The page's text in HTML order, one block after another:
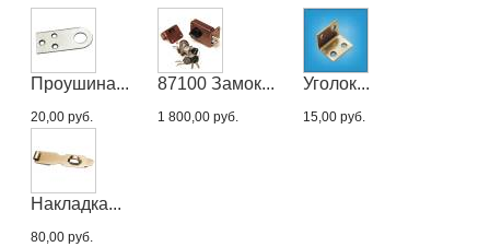
Проушина...
20,00 руб.
87100 Замок...
1 800,00 руб.
Уголок...
15,00 руб.
Накладка...
80,00 руб.